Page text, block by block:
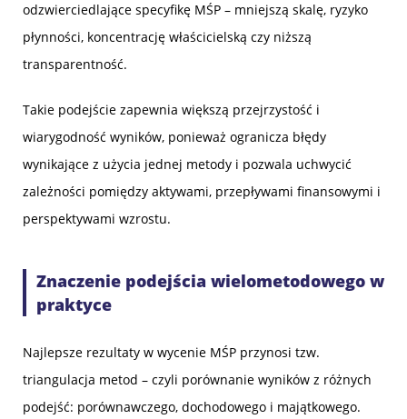
odzwierciedlające specyfikę MŚP – mniejszą skalę, ryzyko
płynności, koncentrację właścicielską czy niższą
transparentność.
Takie podejście zapewnia większą przejrzystość i
wiarygodność wyników, ponieważ ogranicza błędy
wynikające z użycia jednej metody i pozwala uchwycić
zależności pomiędzy aktywami, przepływami finansowymi i
perspektywami wzrostu.
Znaczenie podejścia wielometodowego w
praktyce
Najlepsze rezultaty w wycenie MŚP przynosi tzw.
triangulacja metod – czyli porównanie wyników z różnych
podejść: porównawczego, dochodowego i majątkowego.